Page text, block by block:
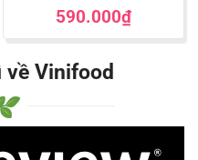
sao
590.000₫
về Vinifood